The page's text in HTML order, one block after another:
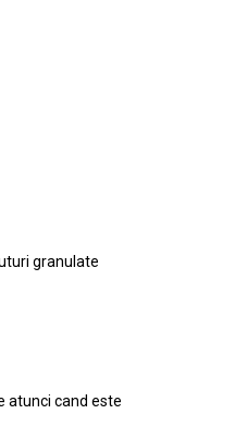
granulate
atunci cand este